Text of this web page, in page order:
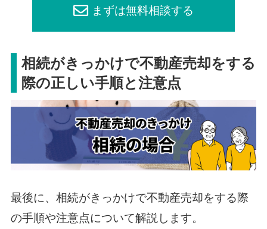
まずは無料相談する
相続がきっかけで不動産売却をする
際の正しい手順と注意点
最後に、相続がきっかけで不動産売却をする際
の手順や注意点について解説します。